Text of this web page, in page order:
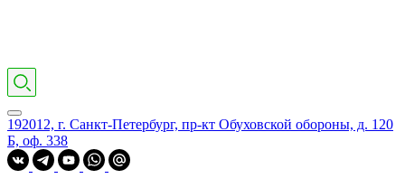
192012, г. Санкт-Петербург, пр-кт Обуховской обороны, д. 120
Б, оф. 338